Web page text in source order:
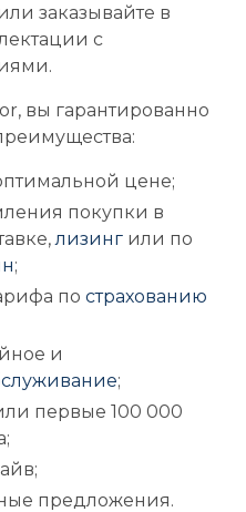
заказывайте в
с
вы гарантированно
цене;
покупки в
лизинг или по
;
по страхованию
и
;
первые 100 000
предложения.